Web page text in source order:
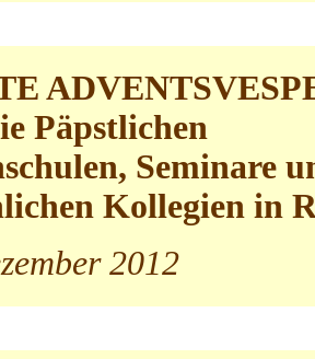
Päpstlichen
Seminare
Kollegien in
2012